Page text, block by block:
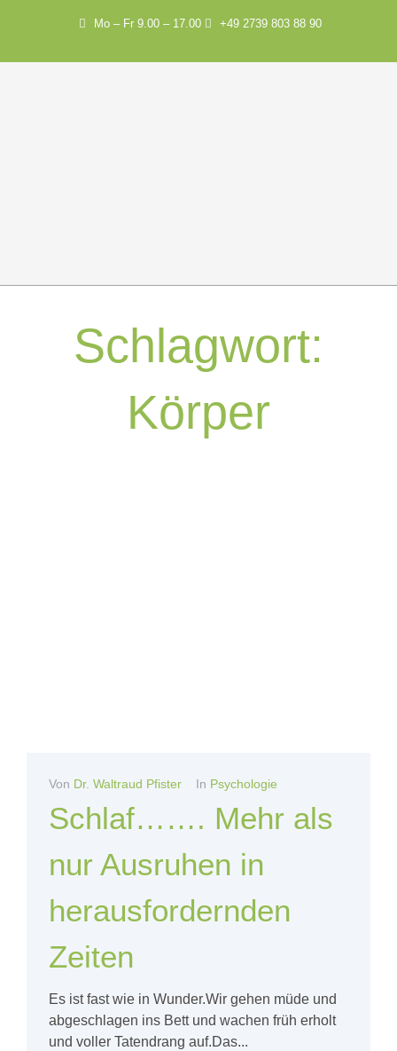
Mo – Fr 9.00 – 17.00 +49 2739 803 88 90
Schlagwort:
Körper
Von Dr. Waltraud Pfister In Psychologie
Schlaf……. Mehr als
nur Ausruhen in
herausfordernden
Zeiten
Es ist fast wie in Wunder.Wir gehen müde und
abgeschlagen ins Bett und wachen früh erholt
und voller Tatendrang auf.Das...